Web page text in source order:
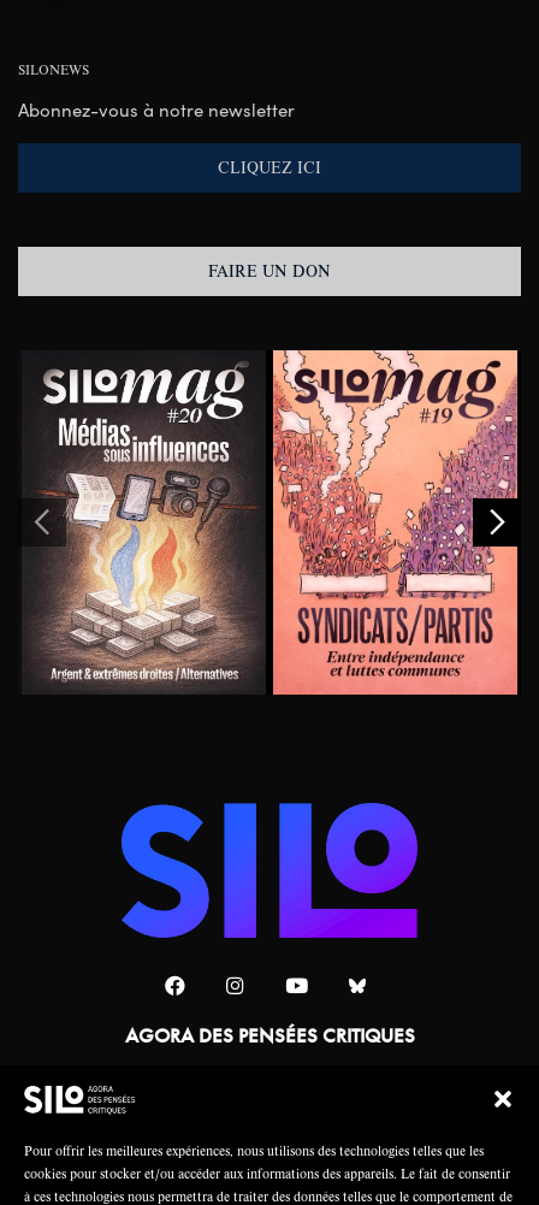
Pour offrir les meilleures expériences, nous utilisons des technologies telles que les
cookies pour stocker et/ou accéder aux informations des appareils. Le fait de consentir
à ces technologies nous permettra de traiter des données telles que le comportement de
SILONEWS
Abonnez-vous à notre newsletter
CLIQUEZ ICI
FAIRE UN DON
AGORA DES PENSÉES CRITIQUES